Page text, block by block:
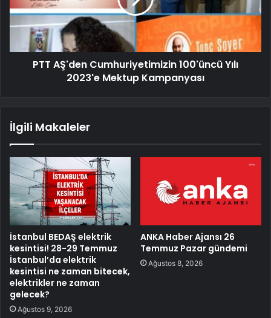
PTT AŞ'den Cumhuriyetimizin 100'üncü Yılı
2023'e Mektup Kampanyası
İlgili Makaleler
İstanbul BEDAŞ elektrik
kesintisi! 28-29 Temmuz
İstanbul’da elektrik
kesintisi ne zaman bitecek,
elektrikler ne zaman
gelecek?
Ağustos 9, 2026
ANKA Haber Ajansı 26
Temmuz Pazar gündemi
Ağustos 8, 2026